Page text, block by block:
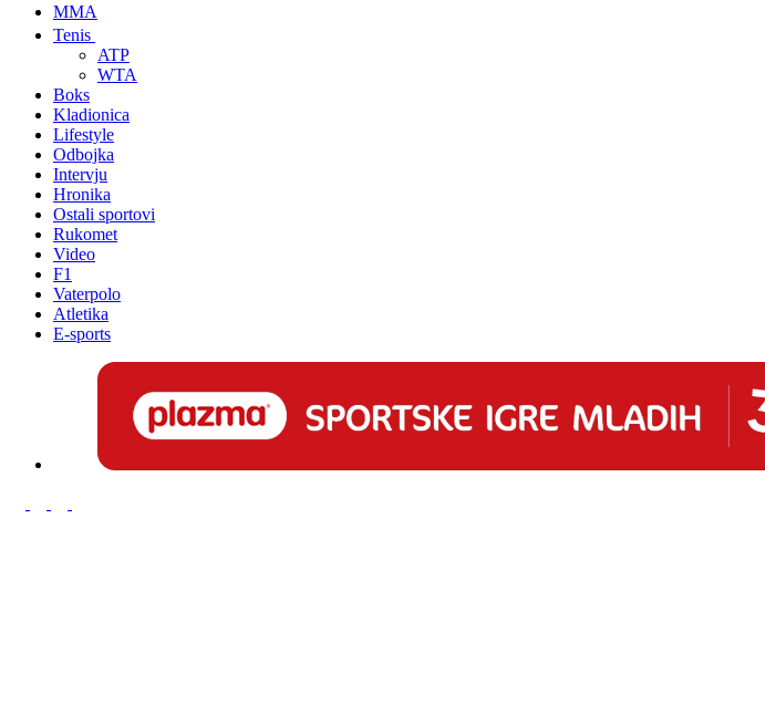
MMA
Tenis
ATP
WTA
Boks
Kladionica
Lifestyle
Odbojka
Intervju
Hronika
Ostali sportovi
Rukomet
Video
F1
Vaterpolo
Atletika
E-sports